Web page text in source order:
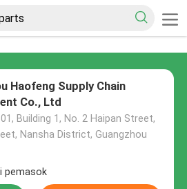
Haofeng Supply Chain
Co., Ltd
Building 1, No. 2 Haipan Street,
Nansha District, Guangzhou
pemasok